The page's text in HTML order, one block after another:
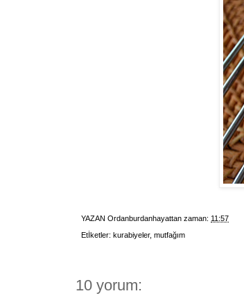
YAZAN Ordanburdanhayattan zaman: 11:57
Etİketler: kurabiyeler, mutfağım
10 yorum: